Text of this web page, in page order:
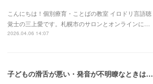
こんにちは！個別療育・ことばの教室 イロドリ言語聴
覚士の三上愛です。札幌市のサロンとオンラインに…
2026.04.06 14:07
子どもの滑舌が悪い・発音が不明瞭なときは？発音の発達と様子見でいい場合・相談が必要な場合